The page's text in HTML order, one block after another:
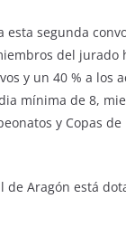
segunda
del jurado
y un 40 % a los
mínima de 8,
y Copas de
de Aragón está